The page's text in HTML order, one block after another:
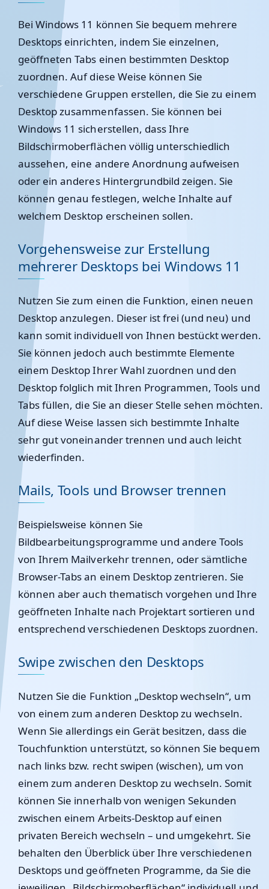
Bei Windows 11 können Sie bequem mehrere
Desktops einrichten, indem Sie einzelnen,
geöffneten Tabs einen bestimmten Desktop
zuordnen. Auf diese Weise können Sie
verschiedene Gruppen erstellen, die Sie zu einem
Desktop zusammenfassen. Sie können bei
Windows 11 sicherstellen, dass Ihre
Bildschirmoberflächen völlig unterschiedlich
aussehen, eine andere Anordnung aufweisen
oder ein anderes Hintergrundbild zeigen. Sie
können genau festlegen, welche Inhalte auf
welchem Desktop erscheinen sollen.
Vorgehensweise zur Erstellung
mehrerer Desktops bei Windows 11
Nutzen Sie zum einen die Funktion, einen neuen
Desktop anzulegen. Dieser ist frei (und neu) und
kann somit individuell von Ihnen bestückt werden.
Sie können jedoch auch bestimmte Elemente
einem Desktop Ihrer Wahl zuordnen und den
Desktop folglich mit Ihren Programmen, Tools und
Tabs füllen, die Sie an dieser Stelle sehen möchten.
Auf diese Weise lassen sich bestimmte Inhalte
sehr gut voneinander trennen und auch leicht
wiederfinden.
Mails, Tools und Browser trennen
Beispielsweise können Sie
Bildbearbeitungsprogramme und andere Tools
von Ihrem Mailverkehr trennen, oder sämtliche
Browser-Tabs an einem Desktop zentrieren. Sie
können aber auch thematisch vorgehen und Ihre
geöffneten Inhalte nach Projektart sortieren und
entsprechend verschiedenen Desktops zuordnen.
Swipe zwischen den Desktops
Nutzen Sie die Funktion „Desktop wechseln“, um
von einem zum anderen Desktop zu wechseln.
Wenn Sie allerdings ein Gerät besitzen, dass die
Touchfunktion unterstützt, so können Sie bequem
nach links bzw. recht swipen (wischen), um von
einem zum anderen Desktop zu wechseln. Somit
können Sie innerhalb von wenigen Sekunden
zwischen einem Arbeits-Desktop auf einen
privaten Bereich wechseln – und umgekehrt. Sie
behalten den Überblick über Ihre verschiedenen
Desktops und geöffneten Programme, da Sie die